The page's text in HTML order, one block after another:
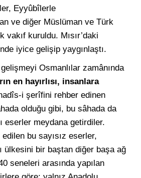
Eyyûbîlerle
ve diğer Müslüman ve Türk
vakıf kuruldu. Mısır’daki
iyice gelişip yaygınlaştı.
Osmanlılar zamânında
en hayırlısı, insanlara
i şerîfini rehber edinen
olduğu gibi, bu sâhada da
eserler meydana getirdiler.
bu sayısız eserler,
ülkesini bir baştan diğer başa ağ
seneleri arasında yapılan